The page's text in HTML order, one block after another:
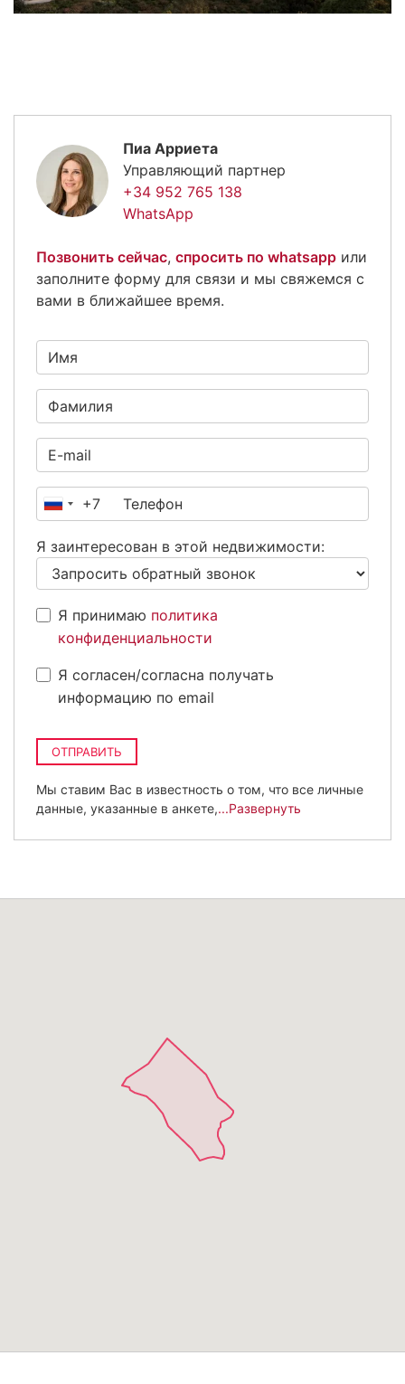
Пиа Арриета
Управляющий партнер
+34 952 765 138
WhatsApp
Позвонить сейчас, спросить по whatsapp или
заполните форму для связи и мы свяжемся с
вами в ближайшее время.
Россия
+7
Я заинтересован в этой недвижимости:
Я принимаю политика
конфиденциальности
Я согласен/согласна получать
информацию по email
ОТПРАВИТЬ
Мы ставим Вас в известность о том, что все личные
данные, указанные в анкете,...Развернуть